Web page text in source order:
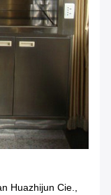
Huazhijun Cie.,